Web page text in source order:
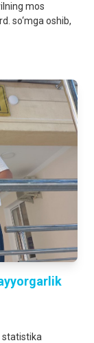
mos
so‘mga oshib,
statistika